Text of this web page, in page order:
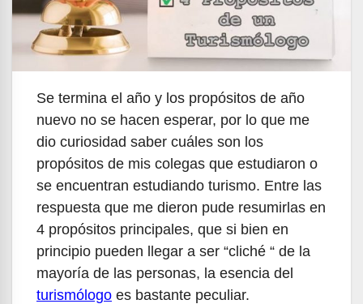
Se termina el año y los propósitos de año
nuevo no se hacen esperar, por lo que me
dio curiosidad saber cuáles son los
propósitos de mis colegas que estudiaron o
se encuentran estudiando turismo. Entre las
respuesta que me dieron pude resumirlas en
4 propósitos principales, que si bien en
principio pueden llegar a ser “cliché “ de la
mayoría de las personas, la esencia del
turismólogo es bastante peculiar.